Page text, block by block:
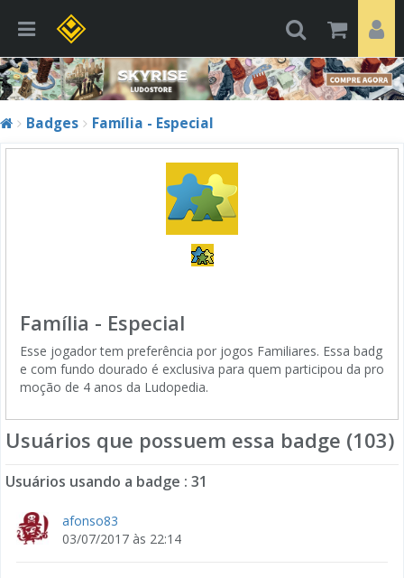
Badges Família - Especial
Família - Especial
Esse jogador tem preferência por jogos Familiares. Essa badg
e com fundo dourado é exclusiva para quem participou da pro
moção de 4 anos da Ludopedia.
Usuários que possuem essa badge (103)
Usuários usando a badge : 31
afonso83
03/07/2017 às 22:14